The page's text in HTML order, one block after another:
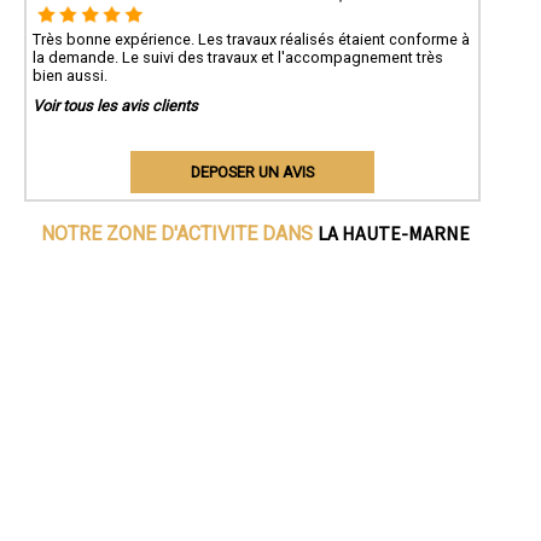
Très bonne expérience. Les travaux réalisés étaient conforme à
la demande. Le suivi des travaux et l'accompagnement très
bien aussi.
Voir tous les avis clients
DEPOSER UN AVIS
NOTRE ZONE D'ACTIVITE DANS LA HAUTE-MARNE